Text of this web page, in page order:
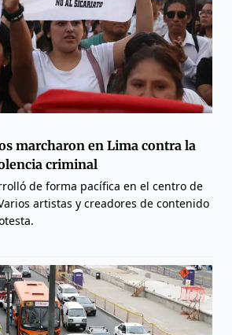
marcharon en Lima contra la
criminal
de forma pacífica en el centro de
artistas y creadores de contenido